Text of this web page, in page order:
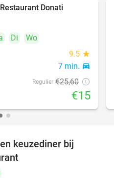
Donati
Di
Wo
9.5 star
7 min. directions_car
Regulier €25,60
€15
keuzediner bij